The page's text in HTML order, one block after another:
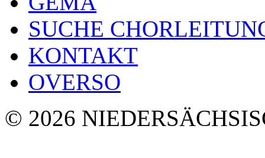
SUCHE
KONTAKT
OVERSO
© 2026